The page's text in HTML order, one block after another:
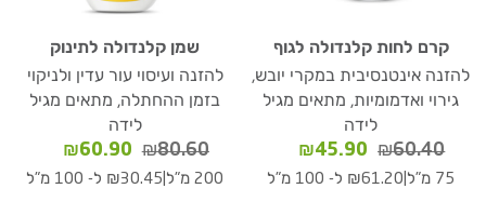
קרם לחות קלנדולה לגוף
להזנה אינטנסיבית במקרי יובש,
גירוי ואדמומיות, מתאים מגיל
לידה
₪60.40
המחיר
המקורי
₪45.90
המחיר
הנוכחי
75 מ"ל ₪61.20 ל- 100 מ"ל
שמן קלנדולה לתינוק
להזנה ועיסוי עור עדין ולניקוי
בזמן ההחתלה, מתאים מגיל
לידה
₪80.60
המחיר
המקורי
₪60.90
הנוכחי
200 מ"ל ₪30.45 ל- 100 מ"ל